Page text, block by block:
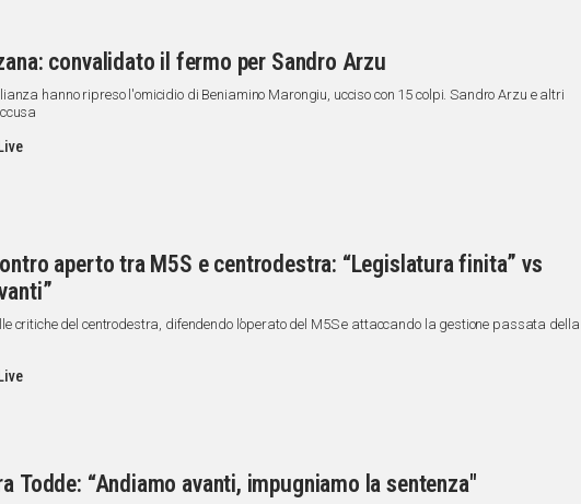
convalidato il fermo per Sandro Arzu
hanno ripreso l'omicidio di Beniamino Marongiu, ucciso con 15 colpi. Sandro Arzu e altri
aperto tra M5S e centrodestra: “Legislatura finita” vs
critiche del centrodestra, difendendo l’operato del M5S e attaccando la gestione passata della
Todde: “Andiamo avanti, impugniamo la sentenza"